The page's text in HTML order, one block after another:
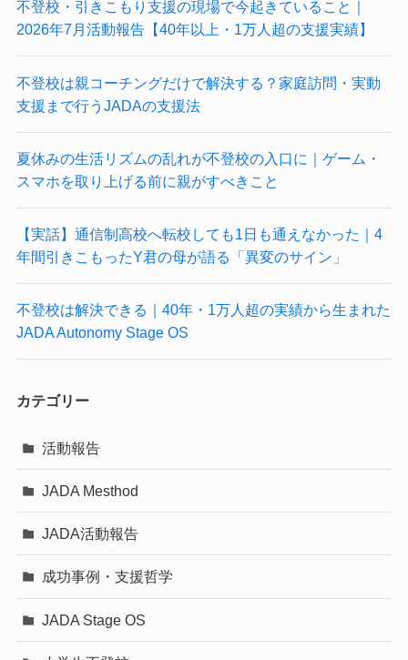
不登校・引きこもり支援の現場で今起きていること｜
2026年7月活動報告【40年以上・1万人超の支援実績】
不登校は親コーチングだけで解決する？家庭訪問・実動
支援まで行うJADAの支援法
夏休みの生活リズムの乱れが不登校の入口に｜ゲーム・
スマホを取り上げる前に親がすべきこと
【実話】通信制高校へ転校しても1日も通えなかった｜4
年間引きこもったY君の母が語る「異変のサイン」
不登校は解決できる｜40年・1万人超の実績から生まれた
JADA Autonomy Stage OS
カテゴリー
活動報告
JADA Mesthod
JADA活動報告
成功事例・支援哲学
JADA Stage OS